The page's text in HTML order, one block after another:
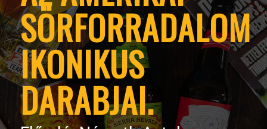
SÖRFORRADALOM
IKONIKUS
DARABJAI.